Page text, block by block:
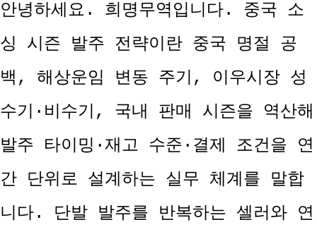
안녕하세요. 희명무역입니다. 중국 소
싱 시즌 발주 전략이란 중국 명절 공
백, 해상운임 변동 주기, 이우시장 성
수기·비수기, 국내 판매 시즌을 역산해
발주 타이밍·재고 수준·결제 조건을 연
간 단위로 설계하는 실무 체계를 말합
니다. 단발 발주를 반복하는 셀러와 연